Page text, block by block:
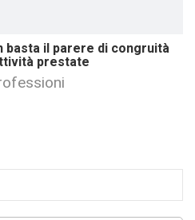
basta il parere di congruità
prestate